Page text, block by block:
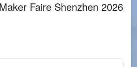
Faire Shenzhen 2026